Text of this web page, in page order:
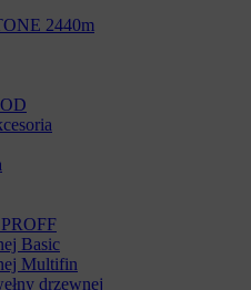
2440m
Basic
Multifin
drzewnej